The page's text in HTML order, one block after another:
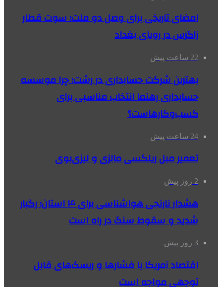
امضای تاریخی برای وصل دو ملت؛ سوت قطار
زاگرس در رویای بغداد
22 ساعت پیش
بهترین شرکت حسابداری در رشت؛ چرا موسسه
حسابداری رهنما انتخاب مناسبی برای
کسب‌وکارهاست؟
24 ساعت پیش
تعمیر مبل ریلکسی مالزی و لیزی‌بوی
2 روز پیش
هشدار نارنجی هواشناسی برای ۴ استان؛ رگبار
شدید و سقوط سنگ در راه است
3 روز پیش
اقتصاد آمریکا با فشارها و ریسک‌های قابل
توجهی مواجه است